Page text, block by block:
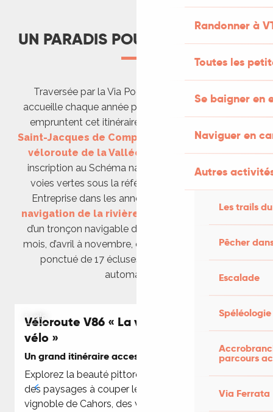
Randonner à
Toutes les
Se baigner en
Naviguer en
Autres
Les trails
Pêcher
Escalade
Spéléologie
parcours
Via Ferrata
UN PARADIS POUR L'ITINÉRANCE
Traversée par la Via Podiensis, la Vallée du Lot
accueille chaque année près de 15 000 pèlerins qui
empruntent cet itinéraire majeur du
Saint-Jacques de Compostelle
. Initiée en 2001, la
véloroute de la Vallée du Lot
fait l’objet d’une
inscription au Schéma national des véloroutes et
voies vertes sous la référence « Itinéraire V86 ».
Entreprise dans les années 1990, la
navigation de la rivière Lot
a abouti à l’ouverture
d’un tronçon navigable de 75 km, praticable sur 8
mois, d’avril à novembre, entre Luzech et Larnagol,
ponctué de 17 écluses pour la majorité non
automatisées.
À vélo
Véloroute V86 « La vallée du Lot à
vélo »
Un grand itinéraire accessible à tous
Explorez la beauté pittoresque du Lot, découvrez
des paysages à couper le souffle entre causse et
vignoble de Cahors, des villages historiques et